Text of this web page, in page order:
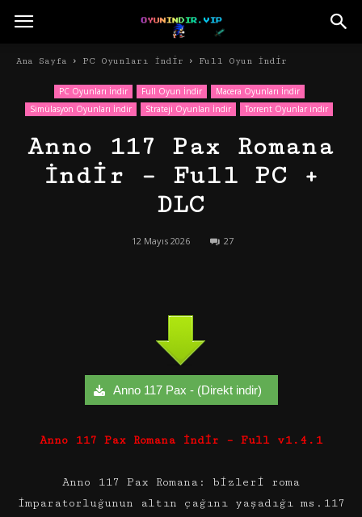
Ana Sayfa PC Oyunları İndir Full Oyun İndir
PC Oyunları İndir Full Oyun İndir
Macera Oyunları İndir
Simülasyon Oyunları İndir
Strateji Oyunları İndir Torrent Oyunlar indir
Anno 117 Pax Romana
İndir – Full PC +
DLC
12 Mayıs 2026 27
Anno 117 Pax - (Direkt indir)
Anno 117 Pax Romana İndir – Full v1.4.1
Anno 117 Pax Romana: bizleri roma
imparatorluğunun altın çağını yaşadığı ms.117